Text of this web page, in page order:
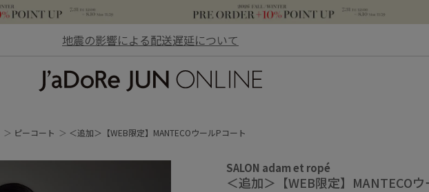
地震の影響による配送遅延について
ピーコート ＜追加＞【WEB限定】MANTECOウールPコート
SALON adam et ropé
＜追加＞【WEB限定】MANTECO